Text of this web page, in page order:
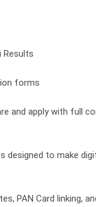
Results
forms
and apply with full
designed to make
PAN Card linking,